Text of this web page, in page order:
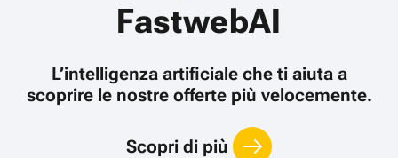
FastwebAI
L’intelligenza artificiale che ti aiuta a
scoprire le nostre offerte più velocemente.
Scopri di più